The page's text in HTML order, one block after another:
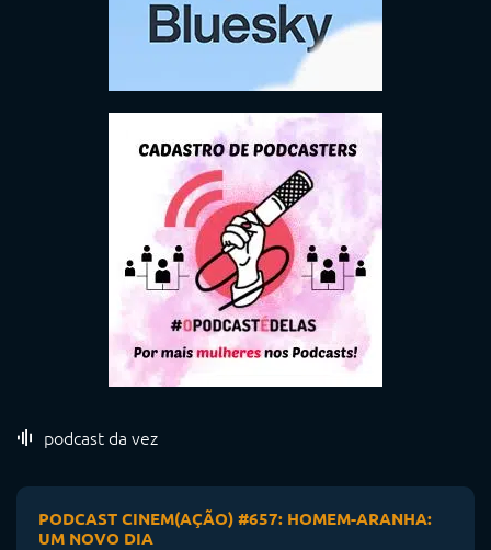
podcast da vez
PODCAST CINEM(AÇÃO) #657: HOMEM-ARANHA:
UM NOVO DIA